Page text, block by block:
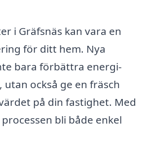
i Gräfsnäs kan vara en
för ditt hem. Nya
bara förbättra energi-
också ge en fräsch
på din fastighet. Med
bli både enkel